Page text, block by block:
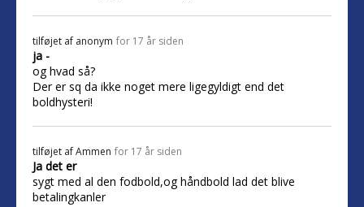
tilføjet af anonym for 17 år siden
ja -
og hvad så?
Der er sq da ikke noget mere ligegyldigt end det
boldhysteri!
tilføjet afAmmen for 17 år siden
Ja det er
sygt med al den fodbold,og håndbold lad det blive
betalingkanler